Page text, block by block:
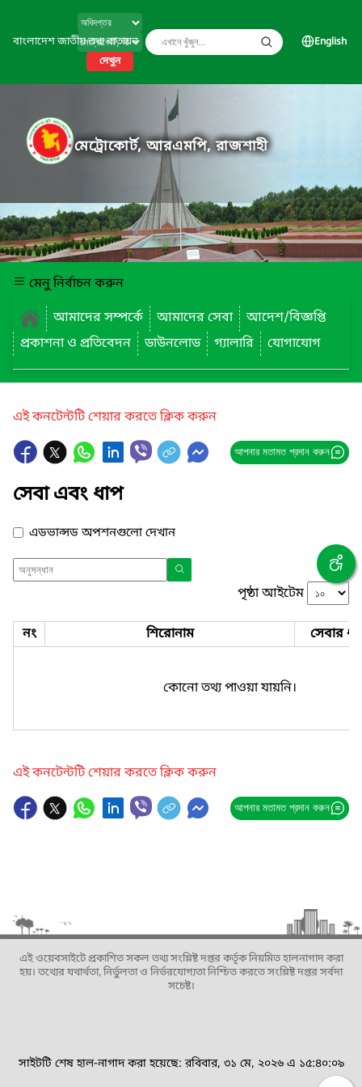
বাংলাদেশ জাতীয় তথ্য বাতায়ন
দেখুন
English
মেট্রোকোর্ট, আরএমপি, রাজশাহী
মেনু নির্বাচন করুন
আমাদের সম্পর্কে
আমাদের সেবা
আদেশ/বিজ্ঞপ্তি
প্রকাশনা ও প্রতিবেদন
ডাউনলোড গ্যালারি যোগাযোগ
এই কনটেন্টটি শেয়ার করতে ক্লিক করুন
আপনার মতামত প্রদান করুন
সেবা এবং ধাপ
এডভান্সড অপশনগুলো দেখান
পৃষ্ঠা আইটেম
নং শিরোনাম সেবার
কোনো তথ্য পাওয়া যায়নি।
এই কনটেন্টটি শেয়ার করতে ক্লিক করুন
আপনার মতামত প্রদান করুন
এই ওয়েবসাইটে প্রকাশিত সকল তথ্য সংশ্লিষ্ট দপ্তর কর্তৃক নিয়মিত হালনাগাদ করা
হয়। তথ্যের যথার্থতা, নির্ভুলতা ও নির্ভরযোগ্যতা নিশ্চিত করতে সংশ্লিষ্ট দপ্তর সর্বদা
সচেষ্ট।
সাইটটি শেষ হাল-নাগাদ করা হয়েছে: রবিবার, ৩১ মে, ২০২৬ এ ১৫:৪০:০৯